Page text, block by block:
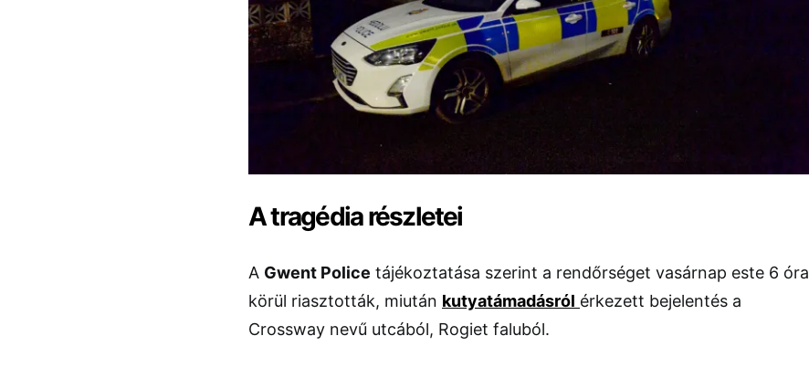
A tragédia részletei
A Gwent Police tájékoztatása szerint a rendőrséget vasárnap este 6 óra
körül riasztották, miután kutya­támadásról érkezett bejelentés a
Crossway nevű utcából, Rogiet faluból.